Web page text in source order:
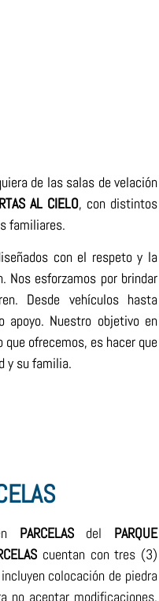
de las salas de velación
AL CIELO, con distintos
familiares.
con el respeto y la
Nos esforzamos por brindar
Desde vehículos hasta
apoyo. Nuestro objetivo en
ofrecemos, es hacer que
y su familia.
PARCELASdel PARQUE
cuentan con tres (3)
colocación de piedra
no aceptar modificaciones,